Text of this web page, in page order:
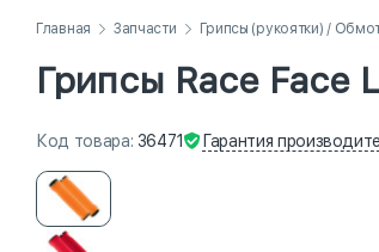
Главная Запчасти Грипсы (рукоятки) /
Грипсы Race Face
Код товара: 36471 Гарантия